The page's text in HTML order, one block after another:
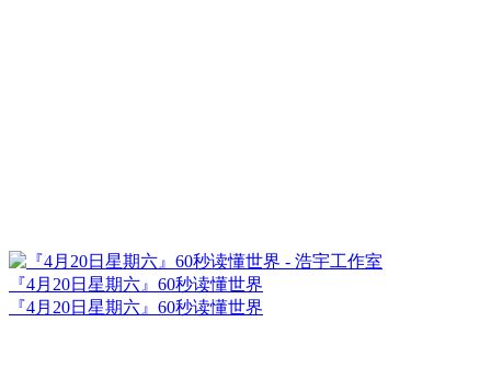
『4月20日星期六』60秒读懂世界
『4月20日星期六』60秒读懂世界